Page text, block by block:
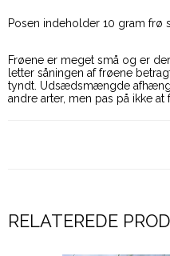
Posen indeholder 10 gram frø
Frøene er meget små og er
letter såningen af frøene
tyndt. Udsædsmængde
andre arter, men pas på ikke at
RELATEREDE